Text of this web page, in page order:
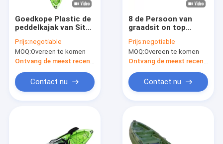
Goedkope Plastic de
peddelkajak van Sit
de Kajak Oceaan 1
Persoon
Prijs:negotiable
MOQ:Overeen te komen
Contact nu
8 de Persoon van
graadsit on top
Enige Visserijkano
Prijs:negotiable
MOQ:Overeen te komen
Contact nu